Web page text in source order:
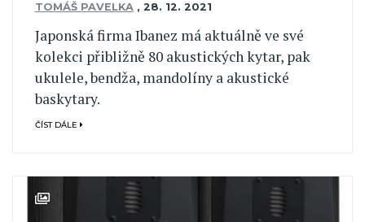
TOMÁŠ PAVELKA , 28. 12. 2021
Japonská firma Ibanez má aktuálně ve své
kolekci přibližně 80 akustických kytar, pak
ukulele, bendža, mandolíny a akustické
baskytary.
ČÍST DÁLE